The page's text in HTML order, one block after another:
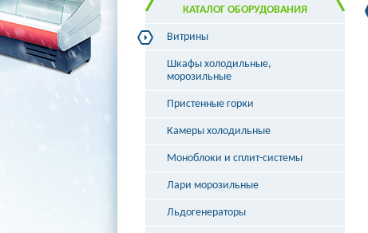
КАТАЛОГ ОБОРУДОВАНИЯ
Витрины
Витрины холодильные
Витрины морозильные
Витрины кондитерские
Витрины угловые
Витрины «рыба на льду»
Шкафы холодильные,
морозильные
Пристенные горки
Камеры холодильные
Моноблоки и сплит-системы
Лари морозильные
Льдогенераторы